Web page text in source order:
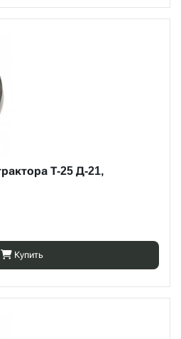
Т-25 Д-21,
Купить